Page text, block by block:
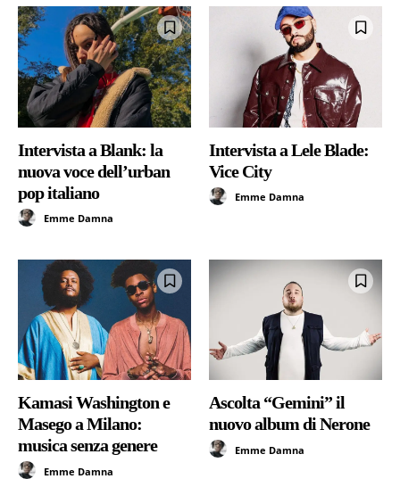
Intervista a Blank: la
nuova voce dell’urban
pop italiano
Emme Damna
Intervista a Lele Blade:
Vice City
Emme Damna
Kamasi Washington e
Masego a Milano:
musica senza genere
Emme Damna
Ascolta “Gemini” il
nuovo album di Nerone
Emme Damna